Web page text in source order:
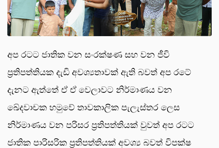
අප රටට ජාතික වන සංරක්ෂණ සහ වන ජීවි
ප්‍රතිපත්තියක දැඩි අවශ්‍යතාවක් ඇති බවත් අප රටේ
දැනට ඇත්තේ ඒ ඒ වෙලාවට නිර්මාණය වන
ඛේදවාචක හමුවේ තාවකාලික පැලැස්තර ලෙස
නිර්මාණය වන පරිසර ප්‍රතිපත්තියක් වුවත් අප රටට
ජාතික පාරිසරික ප්‍රතිපත්තියක් අවශ්‍ය බවත් විපක්ෂ